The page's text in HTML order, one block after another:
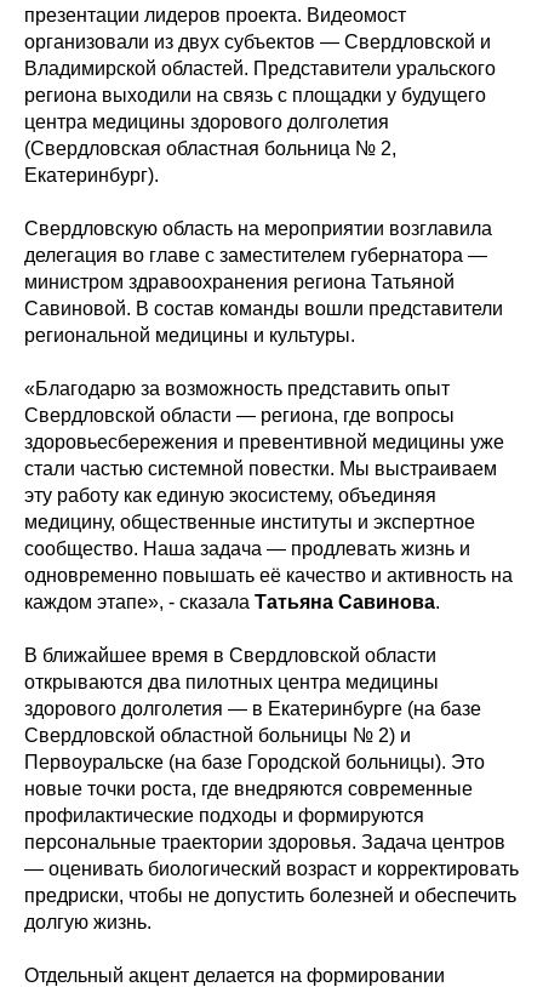
презентации лидеров проекта. Видеомост
организовали из двух субъектов — Свердловской и
Владимирской областей. Представители уральского
региона выходили на связь с площадки у будущего
центра медицины здорового долголетия
(Свердловская областная больница № 2,
Екатеринбург).
Свердловскую область на мероприятии возглавила
делегация во главе с заместителем губернатора —
министром здравоохранения региона Татьяной
Савиновой. В состав команды вошли представители
региональной медицины и культуры.
«Благодарю за возможность представить опыт
Свердловской области — региона, где вопросы
здоровьесбережения и превентивной медицины уже
стали частью системной повестки. Мы выстраиваем
эту работу как единую экосистему, объединяя
медицину, общественные институты и экспертное
сообщество. Наша задача — продлевать жизнь и
одновременно повышать её качество и активность на
каждом этапе», - сказала Татьяна Савинова.
В ближайшее время в Свердловской области
открываются два пилотных центра медицины
здорового долголетия — в Екатеринбурге (на базе
Свердловской областной больницы № 2) и
Первоуральске (на базе Городской больницы). Это
новые точки роста, где внедряются современные
профилактические подходы и формируются
персональные траектории здоровья. Задача центров
— оценивать биологический возраст и корректировать
предриски, чтобы не допустить болезней и обеспечить
долгую жизнь.
Отдельный акцент делается на формировании